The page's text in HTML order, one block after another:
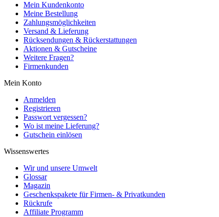
Mein Kundenkonto
Meine Bestellung
Zahlungsmöglichkeiten
Versand & Lieferung
Rücksendungen & Rückerstattungen
Aktionen & Gutscheine
Weitere Fragen?
Firmenkunden
Mein Konto
Anmelden
Registrieren
Passwort vergessen?
Wo ist meine Lieferung?
Gutschein einlösen
Wissenswertes
Wir und unsere Umwelt
Glossar
Magazin
Geschenkspakete für Firmen- & Privatkunden
Rückrufe
Affiliate Programm